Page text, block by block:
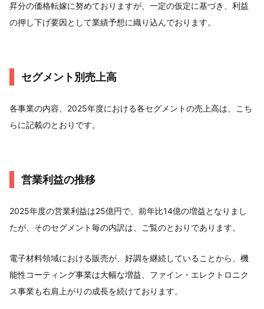
昇分の価格転嫁に努めておりますが、一定の仮定に基づき、利益
の押し下げ要因として業績予想に織り込んでおります。
セグメント別売上高
各事業の内容、2025年度における各セグメントの売上高は、こち
らに記載のとおりです。
営業利益の推移
2025年度の営業利益は25億円で、前年比14億の増益となりまし
たが、そのセグメント毎の内訳は、ご覧のとおりであります。
電子材料領域における販売が、好調を継続していることから、機
能性コーティング事業は大幅な増益、ファイン・エレクトロニク
ス事業も右肩上がりの成長を続けております。